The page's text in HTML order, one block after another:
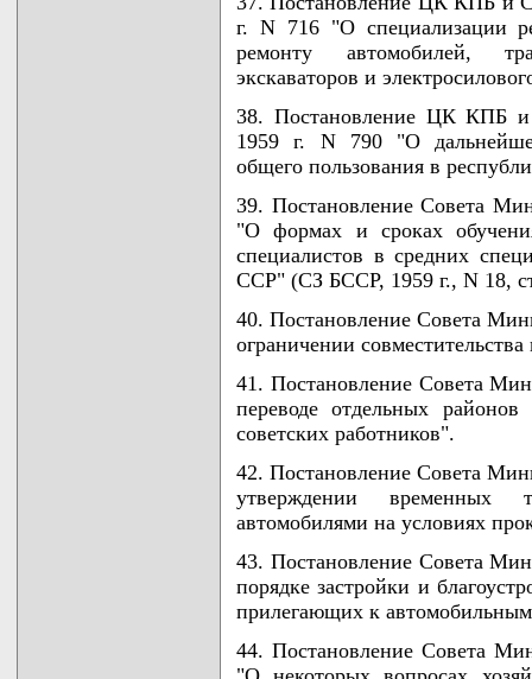
г. N 716 "О специализации
ремонту автомобилей,
экскаваторов и
38. Постановление ЦК КПБ
1959 г. N 790 "О
общего пользования в
39. Постановление Совета
"О формах и сроках
специалистов в средних
ССР" (СЗ БССР, 1959 г., N 18,
40. Постановление Совета
ограничении
41. Постановление Совета
переводе отдельных
советских работников".
42. Постановление Совета
утверждении временных
автомобилями на условиях
43. Постановление Совета
порядке застройки и
прилегающих к
44. Постановление Совета